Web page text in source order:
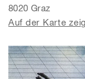
8020 Graz
Auf der Karte